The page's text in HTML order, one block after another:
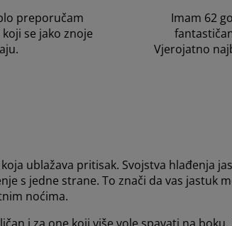
preporučam
se jako znoje
Imam 62
Vjerojatno
ublažava pritisak. Svojstva hlađenja
s jedne strane. To znači da vas jastuk
noćima.